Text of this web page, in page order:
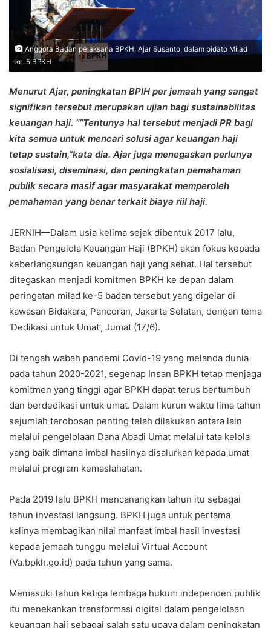
Anggota Badan pelaksana BPKH, Ajar Susanto, dalam pidato Milad
ke-5 BPKH
Menurut Ajar, peningkatan BPIH per jemaah yang sangat
signifikan tersebut merupakan ujian bagi sustainabilitas
keuangan haji. “”Tentunya hal tersebut menjadi PR bagi
kita semua untuk mencari solusi agar keuangan haji
tetap sustain,”kata dia. Ajar juga menegaskan perlunya
sosialisasi, diseminasi, dan peningkatan pemahaman
publik secara masif agar masyarakat memperoleh
pemahaman yang benar terkait biaya riil haji.
JERNIH—Dalam usia kelima sejak dibentuk 2017 lalu,
Badan Pengelola Keuangan Haji (BPKH) akan fokus kepada
keberlangsungan keuangan haji yang sehat. Hal tersebut
ditegaskan menjadi komitmen BPKH ke depan dalam
peringatan milad ke-5 badan tersebut yang digelar di
kawasan Bidakara, Pancoran, Jakarta Selatan, dengan tema
‘Dedikasi untuk Umat’, Jumat (17/6).
Di tengah wabah pandemi Covid-19 yang melanda dunia
pada tahun 2020-2021, segenap Insan BPKH tetap menjaga
komitmen yang tinggi agar BPKH dapat terus bertumbuh
dan berdedikasi untuk umat. Dalam kurun waktu lima tahun
sejumlah terobosan penting telah dilakukan antara lain
melalui pengelolaan Dana Abadi Umat melalui tata kelola
yang baik dimana imbal hasilnya disalurkan kepada umat
melalui program kemaslahatan.
Pada 2019 lalu BPKH mencanangkan tahun itu sebagai
tahun investasi langsung. BPKH juga untuk pertama
kalinya membagikan nilai manfaat imbal hasil investasi
kepada jemaah tunggu melalui Virtual Account
(Va.bpkh.go.id) pada tahun yang sama.
Memasuki tahun ketiga lembaga hukum independen publik
itu menekankan transformasi digital dalam pengelolaan
keuangan haji sebagai salah satu upaya dalam peningkatan